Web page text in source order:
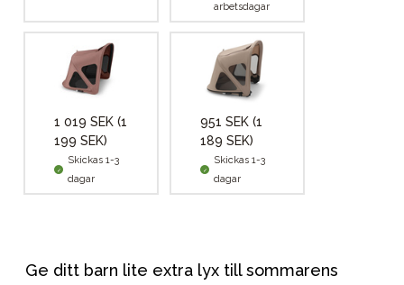
arbetsdagar
1 019 SEK (1
199 SEK)
Skickas 1-3
dagar
951 SEK (1
189 SEK)
Skickas 1-3
dagar
Ge ditt barn lite extra lyx till sommarens